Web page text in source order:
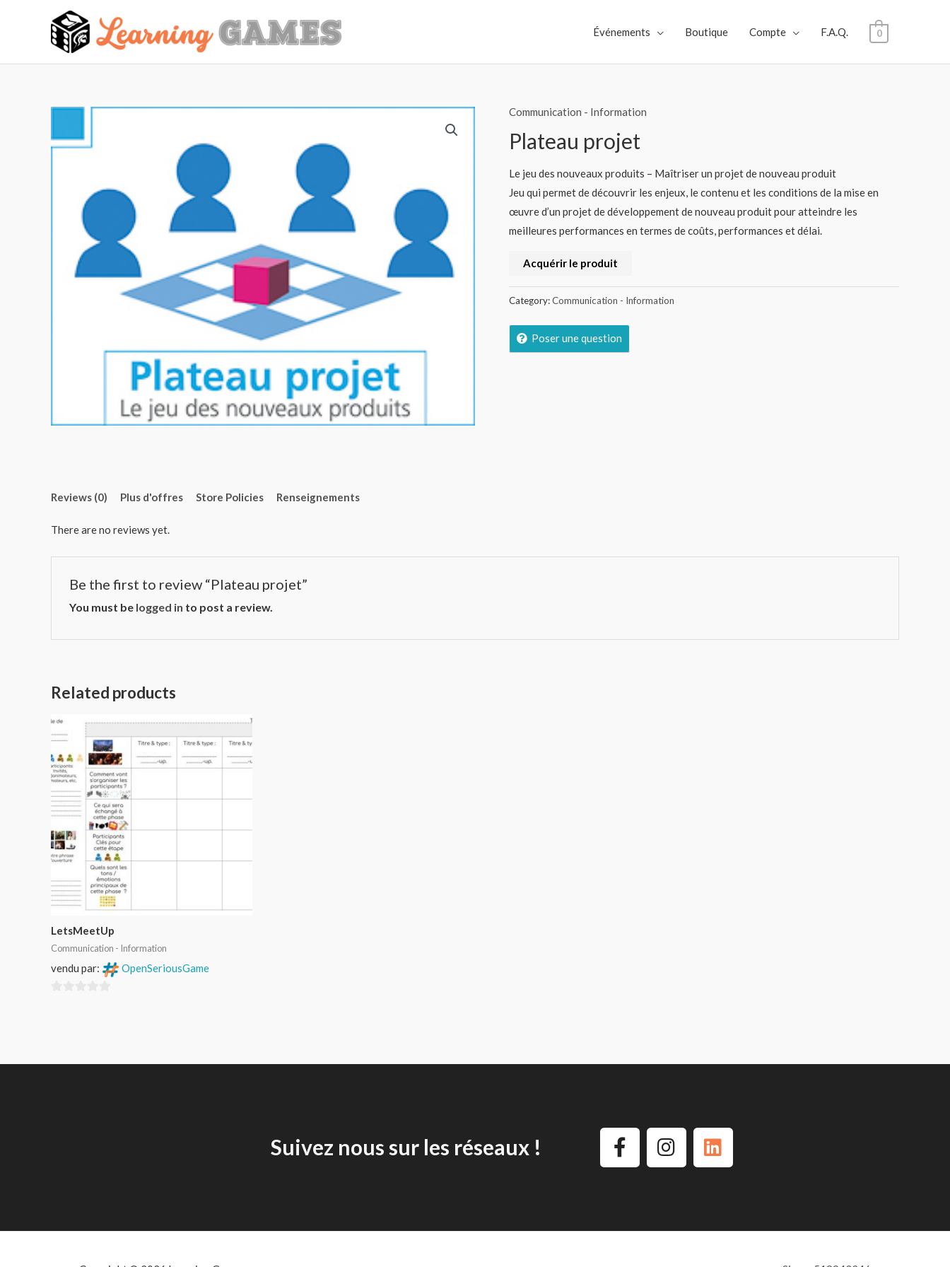
Événements Boutique Compte F.A.Q. 0
Communication - Information
Plateau projet
Le jeu des nouveaux produits – Maîtriser un projet de nouveau produit
Jeu qui permet de découvrir les enjeux, le contenu et les conditions de la mise en
œuvre d’un projet de développement de nouveau produit pour atteindre les
meilleures performances en termes de coûts, performances et délai.
Acquérir le produit
Category:Communication - Information
Poser une question
Reviews (0) Plus d'offres Store Policies Renseignements
There are no reviews yet.
Be the first to review “Plateau projet”
You must be logged in to post a review.
Related products
LetsMeetUp
Communication - Information
vendu par: OpenSeriousGame
Suivez nous sur les réseaux !